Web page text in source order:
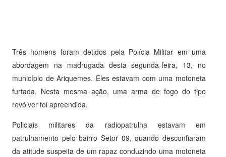
Três homens foram detidos pela Polícia Militar em uma
abordagem na madrugada desta segunda-feira, 13, no
município de Ariquemes. Eles estavam com uma motoneta
furtada. Nesta mesma ação, uma arma de fogo do tipo
revólver foi apreendida.
Policiais militares da radiopatrulha estavam em
patrulhamento pelo bairro Setor 09, quando desconfiaram
da atitude suspeita de um rapaz conduzindo uma motoneta